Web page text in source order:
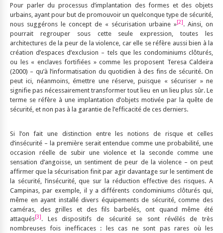
Pour parler du processus d’implantation des formes et des objets
urbains, ayant pour but de promouvoir un quelconque type de sécurité,
nous suggérons le concept de « sécurisation urbaine »[2]. Ainsi, on
pourrait regrouper sous cette seule expression, toutes les
architectures de la peur de la violence, car elle se réfère aussi bien à la
création d’espaces d’exclusion – tels que les condominiums clôturés,
ou les « enclaves fortifiées » comme les proposent Teresa Caldeira
(2000) – qu’à l’informatisation du quotidien à des fins de sécurité. On
peut ici, néanmoins, émettre une réserve, puisque « sécuriser » ne
signifie pas nécessairement transformer tout lieu en un lieu plus sûr. Le
terme se réfère à une implantation d’objets motivée par la quête de
sécurité, et non pas à la garantie de l’efficacité de ces derniers.
Si l’on fait une distinction entre les notions de risque et celles
d’insécurité – la première serait entendue comme une probabilité, une
occasion réelle de subir une violence et la seconde comme une
sensation d’angoisse, un sentiment de peur de la violence – on peut
affirmer que la sécurisation finit par agir davantage sur le sentiment de
la sécurité, l’insécurité, que sur la réduction effective des risques. A
Campinas, par exemple, il y a différents condominiums clôturés qui,
même en ayant installé divers équipements de sécurité, comme des
caméras, des grilles et des fils barbelés, ont quand même été
attaqués[3]. Les dispositifs de sécurité se sont révélés de très
nombreuses fois inefficaces : les cas ne sont pas rares où les